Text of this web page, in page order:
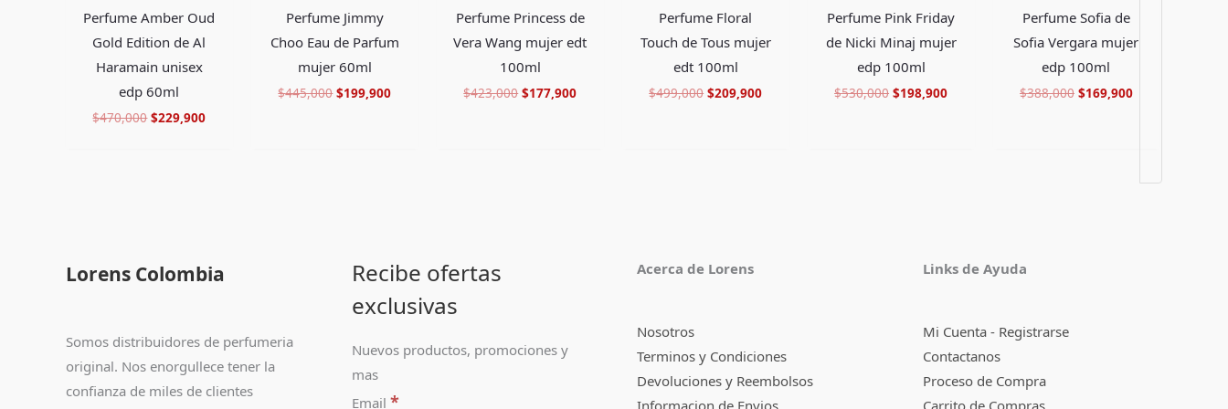
Perfume Amber Oud
Gold Edition de Al
Haramain unisex
edp 60ml
$470,000 $229,900
Perfume Jimmy
Choo Eau de Parfum
mujer 60ml
$445,000 $199,900
Perfume Princess de
Vera Wang mujer edt
100ml
$423,000 $177,900
Perfume Floral
Touch de Tous mujer
edt 100ml
$499,000 $209,900
Perfume Pink Friday
de Nicki Minaj mujer
edp 100ml
$530,000 $198,900
Perfume Sofia de
Sofia Vergara mujer
edp 100ml
$388,000 $169,900
Lorens Colombia
Somos distribuidores de perfumeria
original. Nos enorgullece tener la
confianza de miles de clientes
Recibe ofertas
exclusivas
Nuevos productos, promociones y
mas
Email *
Acerca de Lorens
Nosotros
Terminos y Condiciones
Devoluciones y Reembolsos
Informacion de Envios
Links de Ayuda
Mi Cuenta - Registrarse
Contactanos
Proceso de Compra
Carrito de Compras